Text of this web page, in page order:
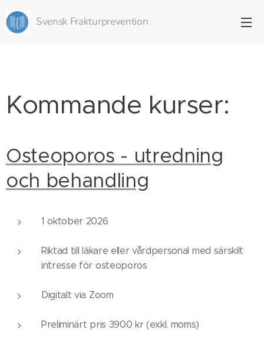
Svensk Frakturprevention
Kommande kurser:
Osteoporos - utredning
och behandling
1 oktober 2026
Riktad till läkare eller vårdpersonal med särskilt
intresse för osteoporos
Digitalt via Zoom
Preliminärt pris 3900 kr (exkl. moms)